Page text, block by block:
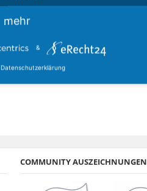
COMMUNITY AUSZEICHNUNGEN
mehr
&
Datenschutzerklärung